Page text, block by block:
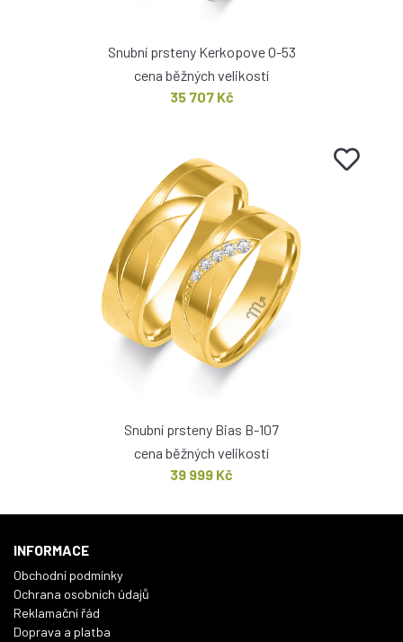
Snubní prsteny Kerkopove O-53
cena běžných velikostí
35 707 Kč
Snubní prsteny Bias B-107
cena běžných velikostí
39 999 Kč
INFORMACE
Obchodní podmínky
Ochrana osobních údajů
Reklamační řád
Doprava a platba